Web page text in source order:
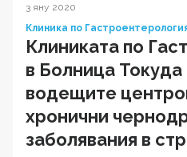
3 яну 2020
Клиника по
Клиниката по
в Болница Токуда
водещите
хронични
заболявания в